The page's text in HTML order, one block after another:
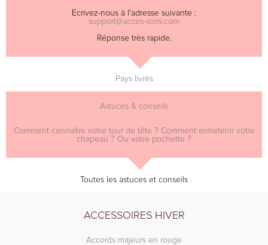
Ecrivez-nous à l'adresse suivante :
support@acces-soirs.com
Réponse très rapide.
Pays livrés
Astuces & conseils
Comment connaître votre tour de tête ? Comment entretenir votre
chapeau ? Ou votre pochette ?
Toutes les astuces et conseils
ACCESSOIRES HIVER
Accords majeurs en rouge